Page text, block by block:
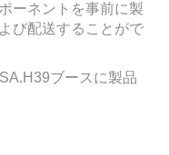
ーネントを事前に製
び配送することがで
ブースに製品